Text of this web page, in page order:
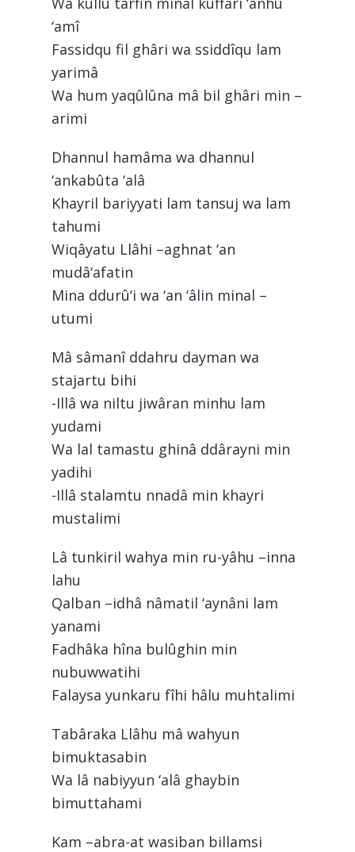
‘amî
Fassidqu fil ghâri wa ssiddîqu lam
yarimâ
Wa hum yaqûlûna mâ bil ghâri min –
arimi
Dhannul hamâma wa dhannul
‘ankabûta ‘alâ
Khayril bariyyati lam tansuj wa lam
tahumi
Wiqâyatu Llâhi –aghnat ‘an
mudâ‘afatin
Mina ddurû‘i wa ‘an ‘âlin minal –
utumi
Mâ sâmanî ddahru dayman wa
stajartu bihi
-Illâ wa niltu jiwâran minhu lam
yudami
Wa lal tamastu ghinâ ddârayni min
yadihi
-Illâ stalamtu nnadâ min khayri
mustalimi
Lâ tunkiril wahya min ru-yâhu –inna
lahu
Qalban –idhâ nâmatil ‘aynâni lam
yanami
Fadhâka hîna bulûghin min
nubuwwatihi
Falaysa yunkaru fîhi hâlu muhtalimi
Tabâraka Llâhu mâ wahyun
bimuktasabin
Wa lâ nabiyyun ‘alâ ghaybin
bimuttahami
Kam –abra-at wasiban billamsi